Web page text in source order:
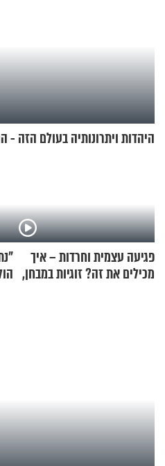
היהדות ויתרונותיה בעולם הזה -
פגיעה עצמית וחרדות – איך
מכילים את זה? זוגיות במבחן,